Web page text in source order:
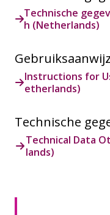
Technische
h (Netherlands)
Instructions for
etherlands)
Technische
Technical Data
lands)